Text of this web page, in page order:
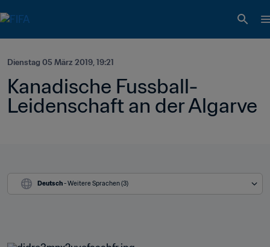
Dienstag 05 März 2019, 19:21
Kanadische Fussball-
Leidenschaft an der Algarve
Deutsch - Weitere Sprachen (3)